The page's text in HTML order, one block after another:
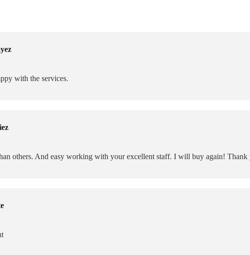
with the services.
others. And easy working with your excellent staff. I will buy again! Thank